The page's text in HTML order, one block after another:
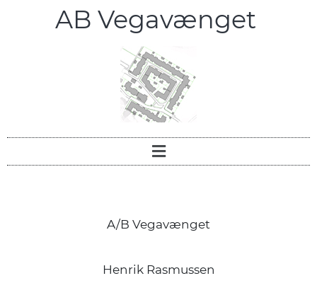
AB Vegavænget
A/B Vegavænget
Henrik Rasmussen